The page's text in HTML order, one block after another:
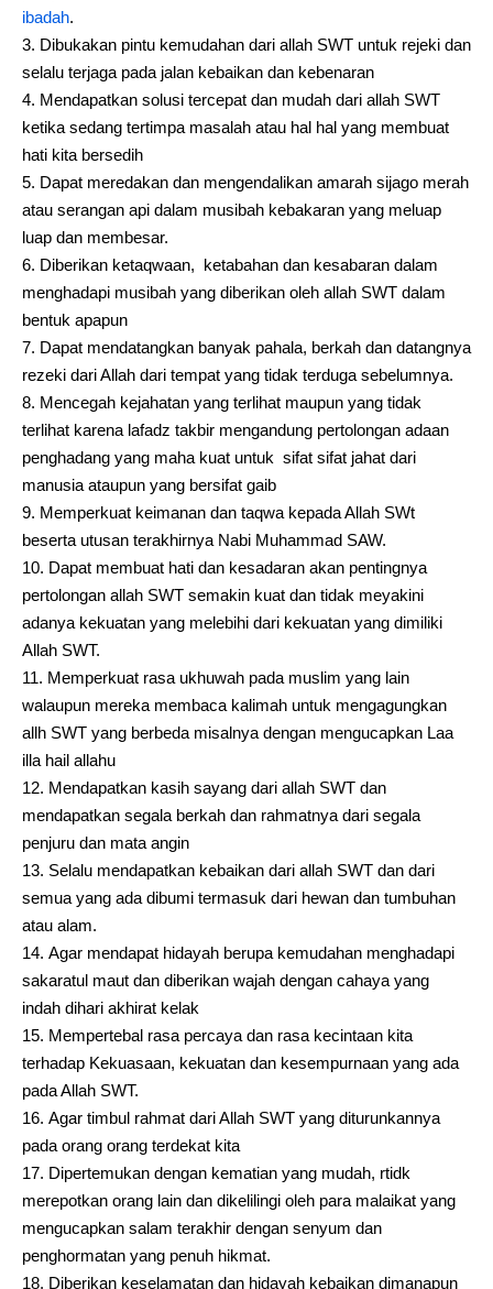
ibadah.
Dibukakan pintu kemudahan dari allah SWT untuk rejeki dan
selalu terjaga pada jalan kebaikan dan kebenaran
Mendapatkan solusi tercepat dan mudah dari allah SWT
ketika sedang tertimpa masalah atau hal hal yang membuat
hati kita bersedih
Dapat meredakan dan mengendalikan amarah sijago merah
atau serangan api dalam musibah kebakaran yang meluap
luap dan membesar.
Diberikan ketaqwaan, ketabahan dan kesabaran dalam
menghadapi musibah yang diberikan oleh allah SWT dalam
bentuk apapun
Dapat mendatangkan banyak pahala, berkah dan datangnya
rezeki dari Allah dari tempat yang tidak terduga sebelumnya.
Mencegah kejahatan yang terlihat maupun yang tidak
terlihat karena lafadz takbir mengandung pertolongan adaan
penghadang yang maha kuat untuk sifat sifat jahat dari
manusia ataupun yang bersifat gaib
Memperkuat keimanan dan taqwa kepada Allah SWt
beserta utusan terakhirnya Nabi Muhammad SAW.
Dapat membuat hati dan kesadaran akan pentingnya
pertolongan allah SWT semakin kuat dan tidak meyakini
adanya kekuatan yang melebihi dari kekuatan yang dimiliki
Allah SWT.
Memperkuat rasa ukhuwah pada muslim yang lain
walaupun mereka membaca kalimah untuk mengagungkan
allh SWT yang berbeda misalnya dengan mengucapkan Laa
illa hail allahu
Mendapatkan kasih sayang dari allah SWT dan
mendapatkan segala berkah dan rahmatnya dari segala
penjuru dan mata angin
Selalu mendapatkan kebaikan dari allah SWT dan dari
semua yang ada dibumi termasuk dari hewan dan tumbuhan
atau alam.
Agar mendapat hidayah berupa kemudahan menghadapi
sakaratul maut dan diberikan wajah dengan cahaya yang
indah dihari akhirat kelak
Mempertebal rasa percaya dan rasa kecintaan kita
terhadap Kekuasaan, kekuatan dan kesempurnaan yang ada
pada Allah SWT.
Agar timbul rahmat dari Allah SWT yang diturunkannya
pada orang orang terdekat kita
Dipertemukan dengan kematian yang mudah, rtidk
merepotkan orang lain dan dikelilingi oleh para malaikat yang
mengucapkan salam terakhir dengan senyum dan
penghormatan yang penuh hikmat.
Diberikan keselamatan dan hidayah kebaikan dimanapun